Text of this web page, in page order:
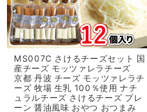
MS007C さけるチーズセット 国
産チーズ モッツァレラチーズ
京都 丹波 チーズ モッツァレラチ
ーズ 牧場 生乳 100％使用 ナチ
ュラルチーズ さけるチーズ プレ
ーン 醤油風味 おやつ おつまみ